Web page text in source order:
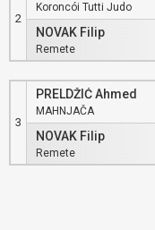
2
Koroncói Tutti Judo
NOVAK Filip
Remete
3
PRELDŽIĆ Ahmed
MAHNJAČA
NOVAK Filip
Remete